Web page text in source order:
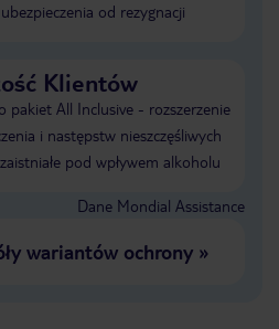
od rezygnacji
Klientów
pakiet All Inclusive - rozszerzenie
i następstw nieszczęśliwych
pod wpływem alkoholu
Dane Mondial Assistance
wariantów ochrony»